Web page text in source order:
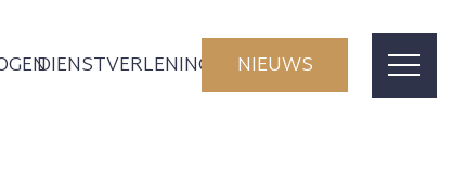
DIENSTVERLENING NIEUWS